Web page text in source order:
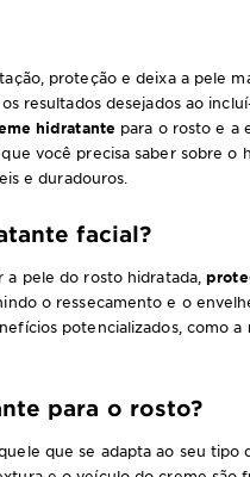
proteção e deixa a pele
resultados desejados ao
hidratante para o rosto e a
você precisa saber sobre o
e duradouros.
facial?
a pele do rosto hidratada,
o ressecamento e o
potencializados, como a
para o rosto?
que se adapta ao seu tipo